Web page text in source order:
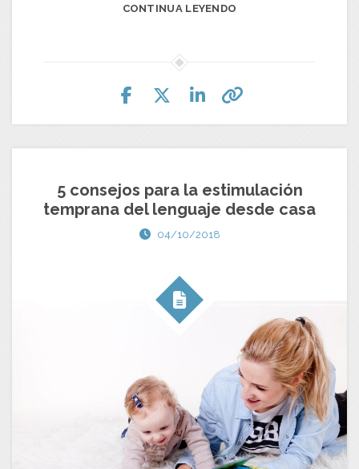
CONTINUA LEYENDO
5 consejos para la estimulación
temprana del lenguaje desde casa
04/10/2018